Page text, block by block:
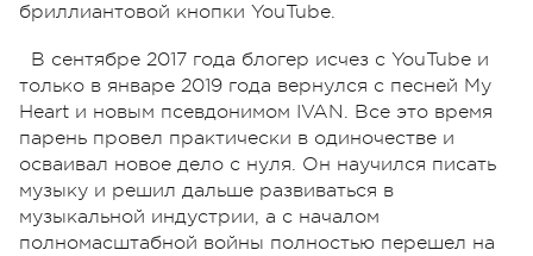
бриллиантовой кнопки YouTube.
В сентябре 2017 года блогер исчез с YouTube и
только в январе 2019 года вернулся с песней My
Heart и новым псевдонимом IVAN. Все это время
парень провел практически в одиночестве и
осваивал новое дело с нуля. Он научился писать
музыку и решил дальше развиваться в
музыкальной индустрии, а с началом
полномасштабной войны полностью перешел на